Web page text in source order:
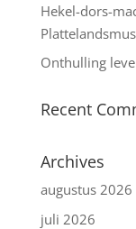
Hekel-dors-
Onthulling
Recent
Archives
augustus 2026
juli 2026